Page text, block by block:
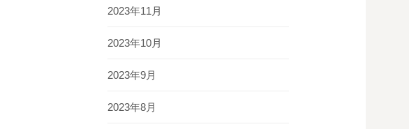
2023年11月
2023年10月
2023年9月
2023年8月